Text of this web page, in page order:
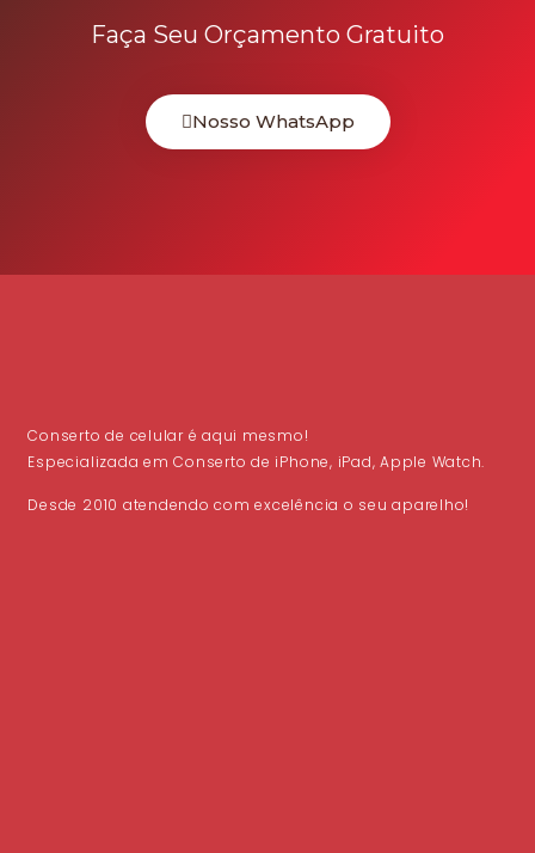
Faça Seu Orçamento Gratuito
Nosso WhatsApp
Conserto de celular é aqui mesmo!
Especializada em Conserto de iPhone, iPad, Apple Watch.
Desde 2010 atendendo com excelência o seu aparelho!